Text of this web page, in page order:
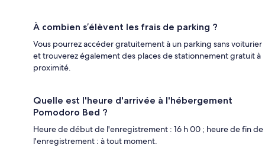
À combien s’élèvent les frais de parking ?
Vous pourrez accéder gratuitement à un parking sans voiturier
et trouverez également des places de stationnement gratuit à
proximité.
Quelle est l'heure d'arrivée à l'hébergement
Pomodoro Bed ?
Heure de début de l'enregistrement : 16 h 00 ; heure de fin de
l'enregistrement : à tout moment.